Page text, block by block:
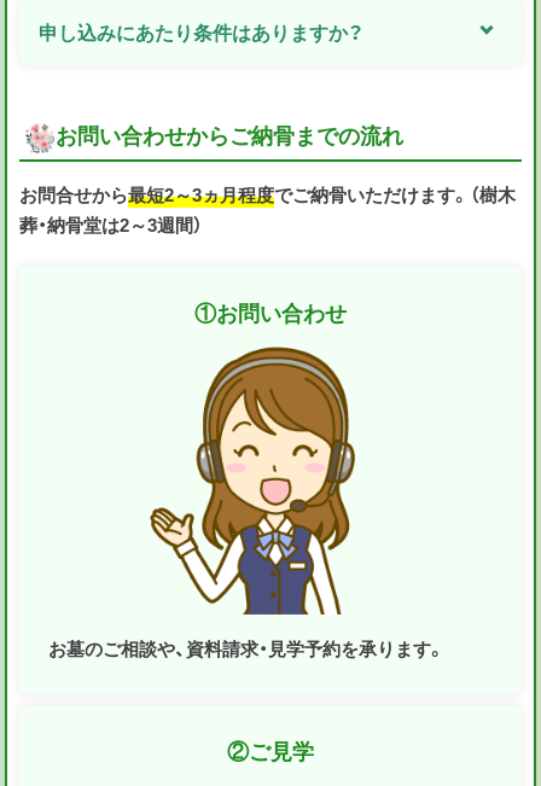
申し込みにあたり条件はありますか？
お問い合わせからご納骨までの流れ
お問合せから最短2～3ヵ月程度でご納骨いただけます。（樹木
葬・納骨堂は2～3週間）
①お問い合わせ
お墓のご相談や、資料請求・見学予約を承ります。
②ご見学